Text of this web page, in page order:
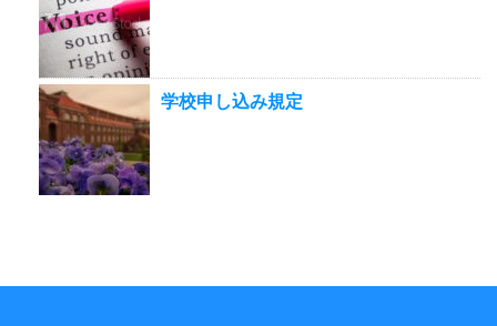
学校申し込み規定